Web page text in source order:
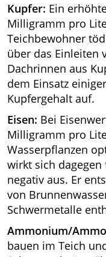
Kupfer: Ein
Milligramm pro
Teichbewohner
über das Einleiten
Dachrinnen aus
dem Einsatz
Kupfergehalt auf.
Eisen: Bei
Milligramm pro
Wasserpflanzen
wirkt sich
negativ aus. Er
von
Schwermetalle
Ammonium/
bauen im Teich